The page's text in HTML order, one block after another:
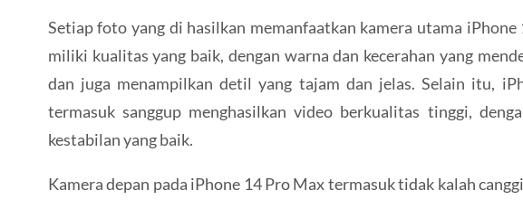
Setiap foto yang di hasilkan memanfaatkan kamera utama iPhone
miliki kualitas yang baik, dengan warna dan kecerahan yang
dan juga menampilkan detil yang tajam dan jelas. Selain itu,
termasuk sanggup menghasilkan video berkualitas tinggi,
kestabilan yang baik.
Kamera depan pada iPhone 14 Pro Max termasuk tidak kalah